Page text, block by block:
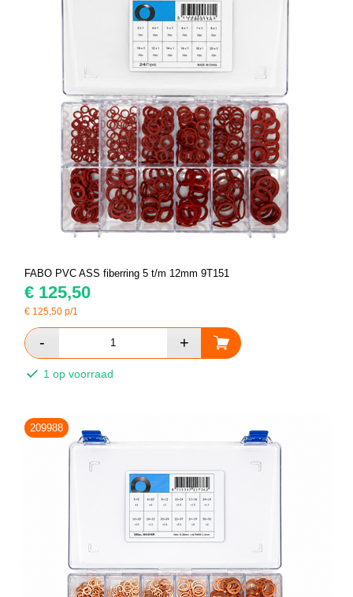
FABO PVC ASS fiberring 5 t/m 12mm 9T151
€ 125,50
€ 125,50 p/1
1 op voorraad
209988